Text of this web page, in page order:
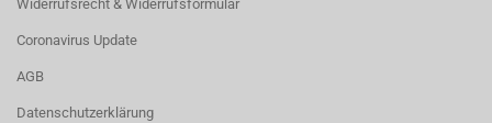
Widerrufsrecht & Widerrufsformular
Coronavirus Update
AGB
Datenschutzerklärung